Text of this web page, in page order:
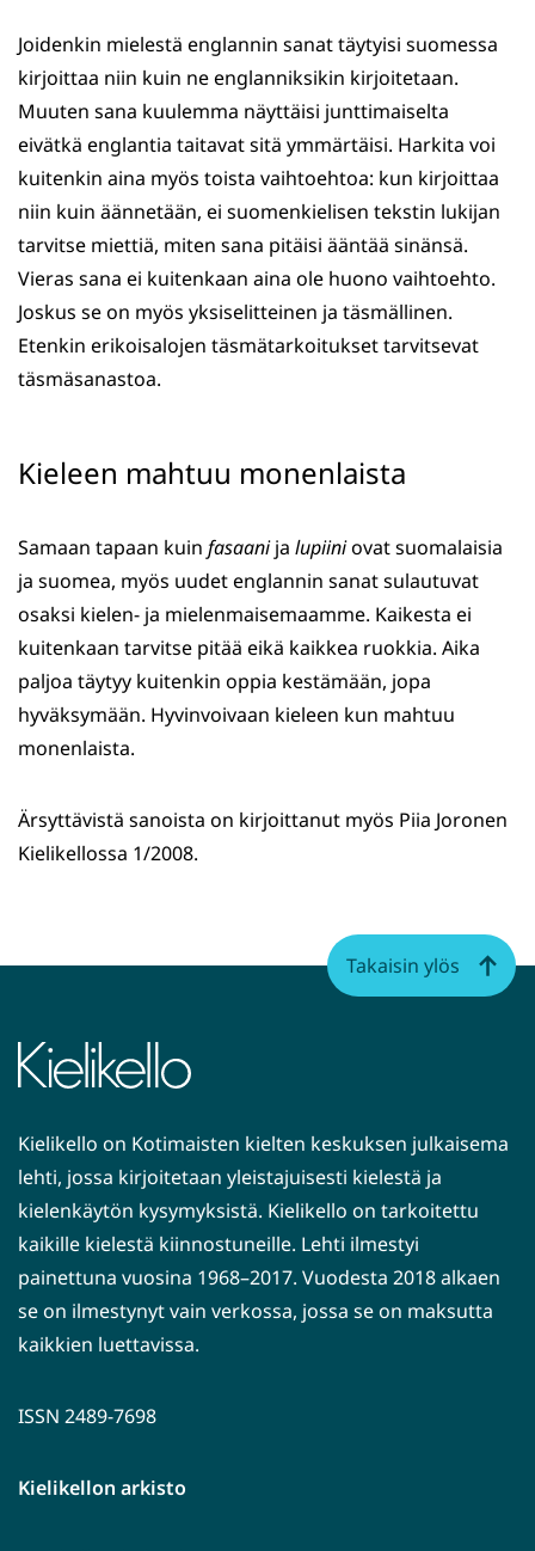
Joidenkin mielestä englannin sanat täytyisi suomessa
kirjoittaa niin kuin ne englanniksikin kirjoitetaan.
Muuten sana kuulemma näyttäisi junttimaiselta
eivätkä englantia taitavat sitä ymmärtäisi. Harkita voi
kuitenkin aina myös toista vaihtoehtoa: kun kirjoittaa
niin kuin äännetään, ei suomenkielisen tekstin lukijan
tarvitse miettiä, miten sana pitäisi ääntää sinänsä.
Vieras sana ei kuitenkaan aina ole huono vaihtoehto.
Joskus se on myös yksiselitteinen ja täsmällinen.
Etenkin erikoisalojen täsmätarkoitukset tarvitsevat
täsmäsanastoa.
Kieleen mahtuu monenlaista
Samaan tapaan kuin fasaanija lupiiniovat suomalaisia
ja suomea, myös uudet englannin sanat sulautuvat
osaksi kielen- ja mielenmaisemaamme. Kaikesta ei
kuitenkaan tarvitse pitää eikä kaikkea ruokkia. Aika
paljoa täytyy kuitenkin oppia kestämään, jopa
hyväksymään. Hyvinvoivaan kieleen kun mahtuu
monenlaista.
Ärsyttävistä sanoista on kirjoittanut myös Piia Joronen
Kielikellossa 1/2008.
Kielikello on Kotimaisten kielten keskuksen julkaisema
lehti, jossa kirjoitetaan yleistajuisesti kielestä ja
kielenkäytön kysymyksistä. Kielikello on tarkoitettu
kaikille kielestä kiinnostuneille. Lehti ilmestyi
painettuna vuosina 1968–2017. Vuodesta 2018 alkaen
se on ilmestynyt vain verkossa, jossa se on maksutta
kaikkien luettavissa.
ISSN 2489-7698
Kielikellon arkisto
Takaisin ylös